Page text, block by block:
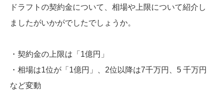
ドラフトの契約金について、相場や上限について紹介し
ましたがいかがでしたでしょうか。
・契約金の上限は「1億円」
・相場は1位が「1億円」、2位以降は7千万円、5 千万円
など変動